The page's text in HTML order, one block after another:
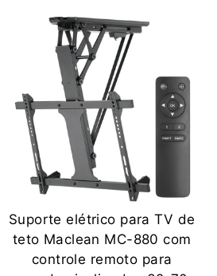
Suporte elétrico para TV de
teto Maclean MC-880 com
controle remoto para